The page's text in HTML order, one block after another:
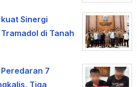
Sinergi
di Tanah
7
Tiga